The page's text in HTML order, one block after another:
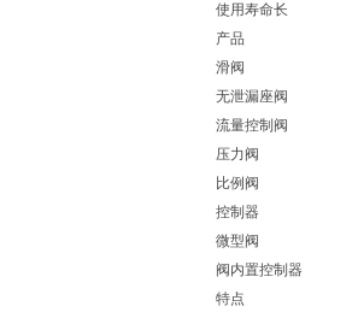
使用寿命长
产品
滑阀
无泄漏座阀
流量控制阀
压力阀
比例阀
控制器
微型阀
阀内置控制器
特点